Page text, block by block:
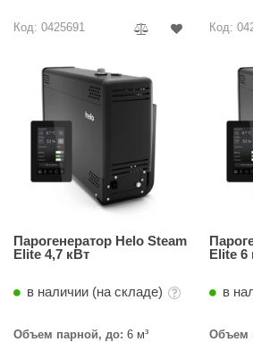
Код: 0425691
Парогенератор Helo Steam
Elite 4,7 кВт
в наличии (на складе)
Объем парной, до: 6 м³
Код:
Elite 6
в
Объем